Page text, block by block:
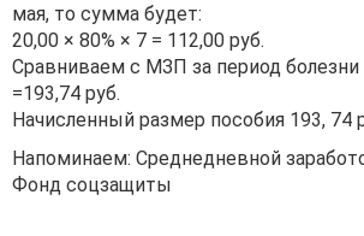
мая, то сумма будет:
20,00 × 80% × 7 = 112,00 руб.
Сравниваем с МЗП за период
=193,74 руб.
Начисленный размер пособия 193, 74
Напоминаем: Среднедневной
Фонд соцзащиты